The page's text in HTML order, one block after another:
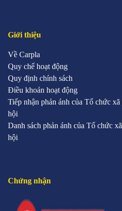
Giới thiệu
Về Carpla
Quy chế hoạt động
Quy định chính sách
Điều khoản hoạt động
Tiếp nhận phản ánh của Tổ chức xã
hội
Danh sách phản ánh của Tổ chức xã
hội
Chứng nhận